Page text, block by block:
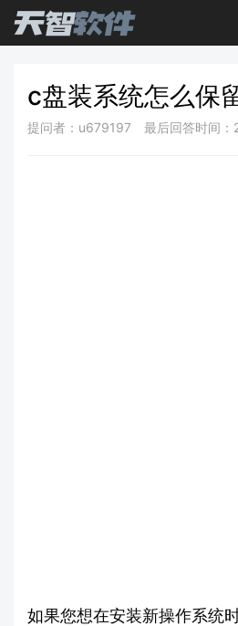
c盘装系统怎么保
提问者：u679197 最后回答时间
如果您想在安装新操作系统